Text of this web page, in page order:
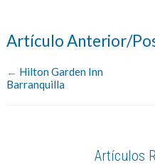
Artículo Anterior/
← Hilton Garden Inn
Barranquilla
Artículos